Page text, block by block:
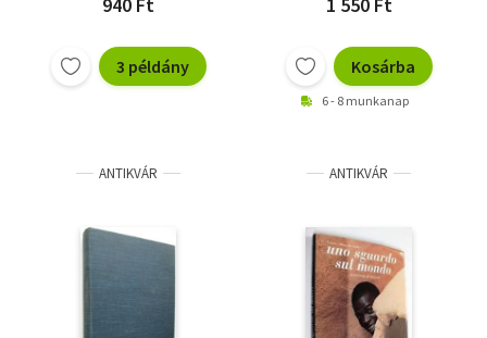
3 példány Kosárba
6 - 8 munkanap
ANTIKVÁR ANTIKVÁR